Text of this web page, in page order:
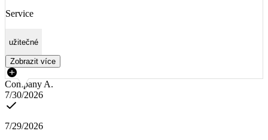
Service
užitečné
Zobrazit více
Company A.
7/30/2026
7/29/2026